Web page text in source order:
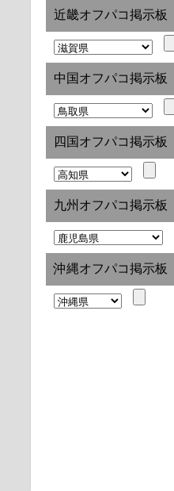
近畿オフパコ掲示板
中国オフパコ掲示板
四国オフパコ掲示板
九州オフパコ掲示板
沖縄オフパコ掲示板